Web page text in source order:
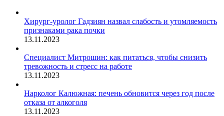
Хирург-уролог Гадзиян назвал слабость и утомляемость
признаками рака почки
13.11.2023
Специалист Митрошин: как питаться, чтобы снизить
тревожность и стресс на работе
13.11.2023
Нарколог Калюжная: печень обновится через год после
отказа от алкоголя
13.11.2023